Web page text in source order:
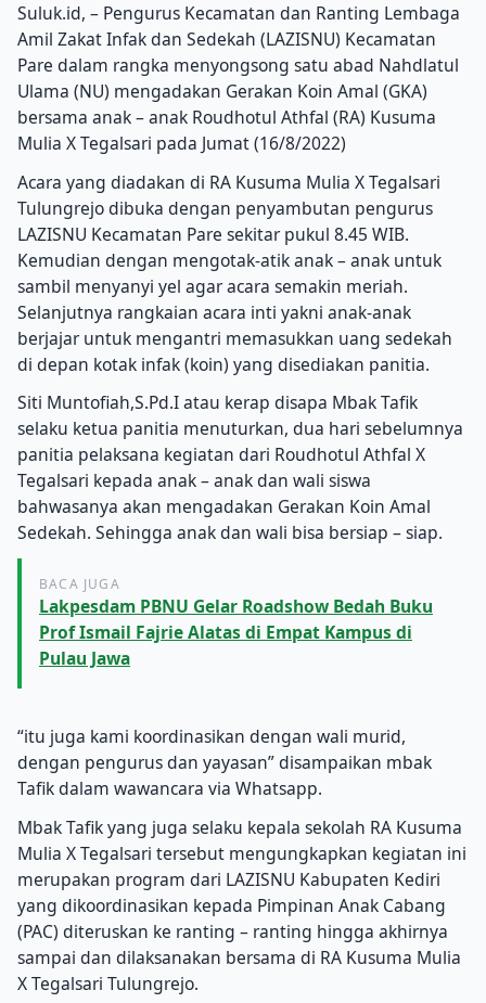
Suluk.id, – Pengurus Kecamatan dan Ranting Lembaga
Amil Zakat Infak dan Sedekah (LAZISNU) Kecamatan
Pare dalam rangka menyongsong satu abad Nahdlatul
Ulama (NU) mengadakan Gerakan Koin Amal (GKA)
bersama anak – anak Roudhotul Athfal (RA) Kusuma
Mulia X Tegalsari pada Jumat (16/8/2022)
Acara yang diadakan di RA Kusuma Mulia X Tegalsari
Tulungrejo dibuka dengan penyambutan pengurus
LAZISNU Kecamatan Pare sekitar pukul 8.45 WIB.
Kemudian dengan mengotak-atik anak – anak untuk
sambil menyanyi yel agar acara semakin meriah.
Selanjutnya rangkaian acara inti yakni anak-anak
berjajar untuk mengantri memasukkan uang sedekah
di depan kotak infak (koin) yang disediakan panitia.
Siti Muntofiah,S.Pd.I atau kerap disapa Mbak Tafik
selaku ketua panitia menuturkan, dua hari sebelumnya
panitia pelaksana kegiatan dari Roudhotul Athfal X
Tegalsari kepada anak – anak dan wali siswa
bahwasanya akan mengadakan Gerakan Koin Amal
Sedekah. Sehingga anak dan wali bisa bersiap – siap.
BACA JUGA
Lakpesdam PBNU Gelar Roadshow Bedah Buku
Prof Ismail Fajrie Alatas di Empat Kampus di
Pulau Jawa
“itu juga kami koordinasikan dengan wali murid,
dengan pengurus dan yayasan” disampaikan mbak
Tafik dalam wawancara via Whatsapp.
Mbak Tafik yang juga selaku kepala sekolah RA Kusuma
Mulia X Tegalsari tersebut mengungkapkan kegiatan ini
merupakan program dari LAZISNU Kabupaten Kediri
yang dikoordinasikan kepada Pimpinan Anak Cabang
(PAC) diteruskan ke ranting – ranting hingga akhirnya
sampai dan dilaksanakan bersama di RA Kusuma Mulia
X Tegalsari Tulungrejo.